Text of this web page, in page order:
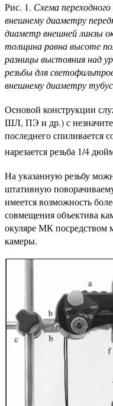
Рис. 1. Схема
внешнему диаметру
диаметр внешней линзы
толщина равна высоте
разницы выстояния над
резьбы для
внешнему диаметру
Основой конструкции
ШЛ, ПЭ и др.) с
последнего спиливается
нарезается резьба 1/4
На указанную резьбу
штативную
имеется возможность
совмещения объектива
окуляре МК посредством
камеры.